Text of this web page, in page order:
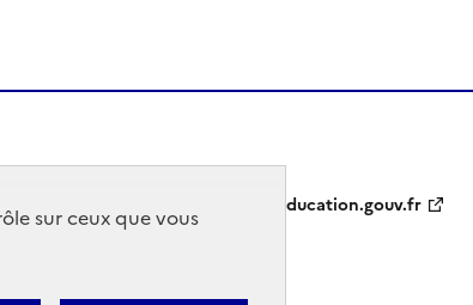
sur ceux que vous
education.gouv.fr